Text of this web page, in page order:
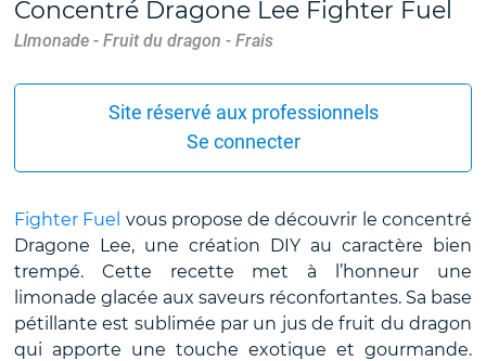
Concentré Dragone Lee Fighter Fuel
LImonade - Fruit du dragon - Frais
Site réservé aux professionnels
Se connecter
Fighter Fuel vous propose de découvrir le concentré
Dragone Lee, une création DIY au caractère bien
trempé. Cette recette met à l’honneur une
limonade glacée aux saveurs réconfortantes. Sa base
pétillante est sublimée par un jus de fruit du dragon
qui apporte une touche exotique et gourmande.